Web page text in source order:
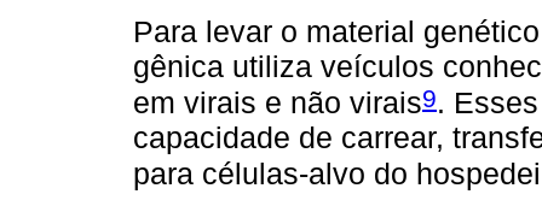
Para levar o material
gênica utiliza veículos
em virais e não virais9.
capacidade de carrear,
para células-alvo do